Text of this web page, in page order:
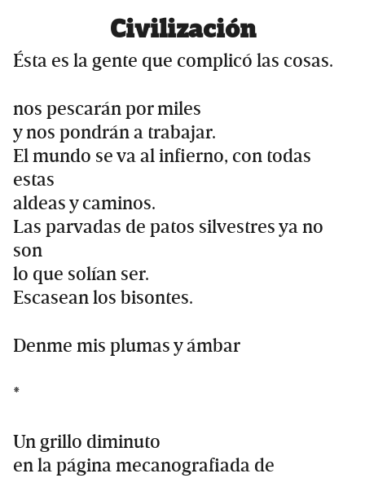
Civilización
Ésta es la gente que complicó las cosas.
nos pescarán por miles
y nos pondrán a trabajar.
El mundo se va al infierno, con todas
estas
aldeas y caminos.
Las parvadas de patos silvestres ya no
son
lo que solían ser.
Escasean los bisontes.
Denme mis plumas y ámbar
*
Un grillo diminuto
en la página mecanografiada de